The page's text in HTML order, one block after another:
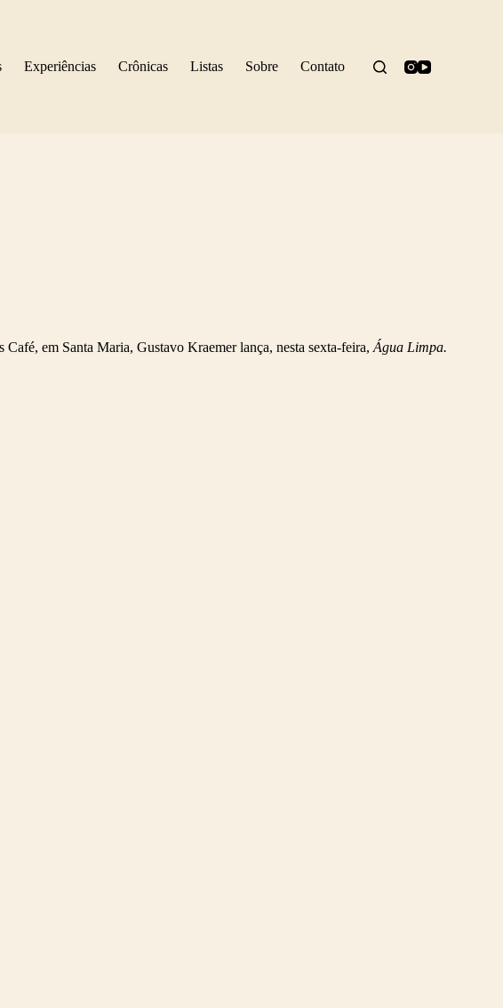
Experiências Crônicas Listas Sobre Contato
em Santa Maria, Gustavo Kraemer lança, nesta sexta-feira, Água Limpa.